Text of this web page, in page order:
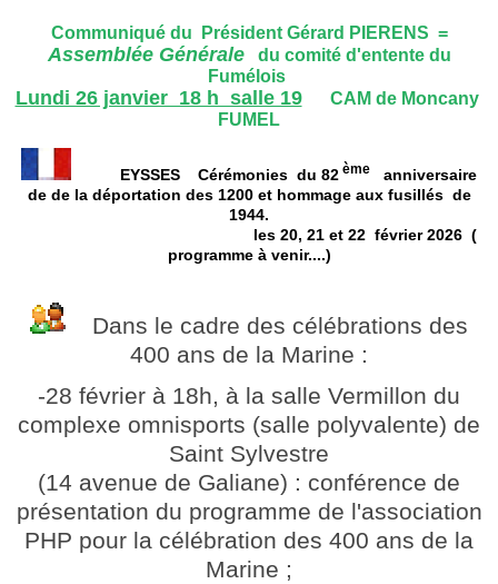
Communiqué du Président Gérard PIERENS =
Assemblée Généraledu comité d'entente du
Fumélois
Lundi 26 janvier 18 h salle 19
CAM de Moncany
FUMEL
EYSSES Cérémonies du 82 ème
anniversaire
de de la déportation des 1200 et hommage aux fusillés de
1944.
les 20, 21 et 22 février 2026 (
programme à venir....)
Dans le cadre des célébrations des
400 ans de la Marine :
-28 février à 18h, à la salle Vermillon du
complexe omnisports (salle polyvalente) de
Saint Sylvestre
(14 avenue de Galiane) : conférence de
présentation du programme de l'association
PHP pour la célébration des 400 ans de la
Marine ;